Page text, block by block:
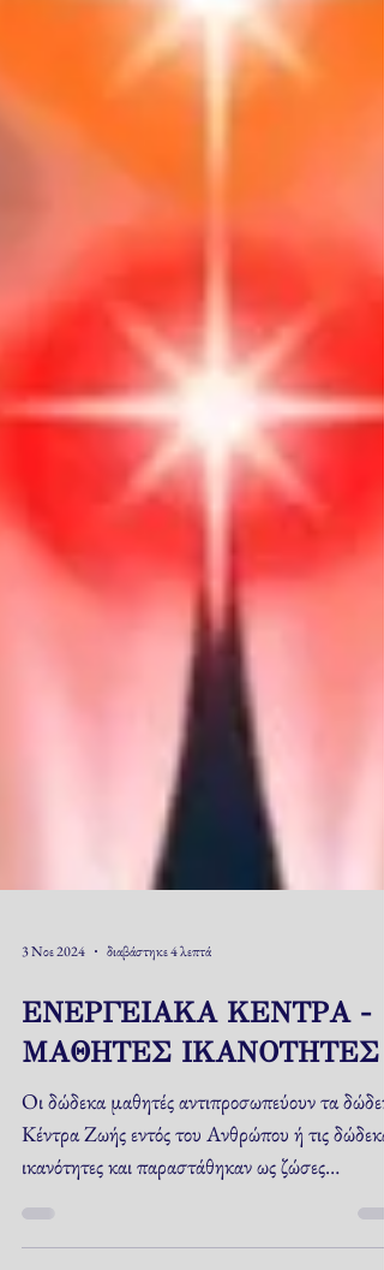
3 Νοε 2024 διαβάστηκε 4 λεπτά
ΕΝΕΡΓΕΙΑΚΑ ΚΕΝΤΡΑ -
ΜΑΘΗΤΕΣ ΙΚΑΝΟΤΗΤΕΣ
Οι δώδεκα μαθητές αντιπροσωπεύουν τα
Κέντρα Ζωής εντός του Ανθρώπου ή τις δώδεκα
ικανότητες και παραστάθηκαν ως ζώσες